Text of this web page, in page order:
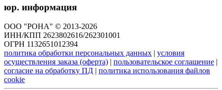
юр. информация
ООО "РОНА" © 2013-2026
ИНН/КПП 2623802616/262301001
ОГРН 1132651012394
политика обработки персональных данных | условия
осуществления заказа (оферта) | пользовательское соглашение |
согласие на обработку ПД | политика использования файлов
cookie